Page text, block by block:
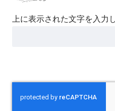
上に表示された文字を入力